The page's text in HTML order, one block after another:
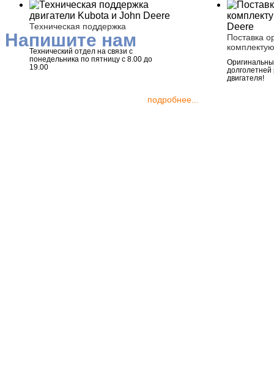
Техническая поддержка
Технический отдел на связи с
понедельника по пятницу с 8.00 до
19.00
подробнее...
Поставка
двигателя!
Напишите нам